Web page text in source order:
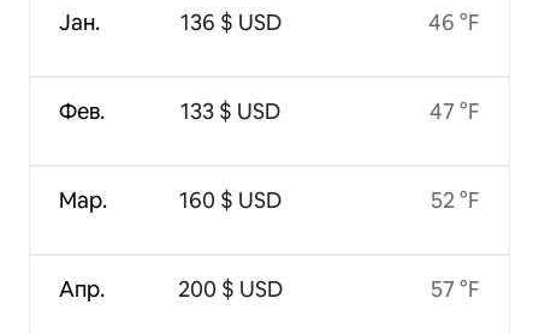
Јан.
Фев.
Мар.
Апр.
136 $ USD
133 $ USD
160 $ USD
200 $ USD
46 °F
47 °F
52 °F
57 °F